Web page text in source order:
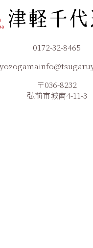
0172-32-8465
〒036-8232
弘前市城南4-11-3